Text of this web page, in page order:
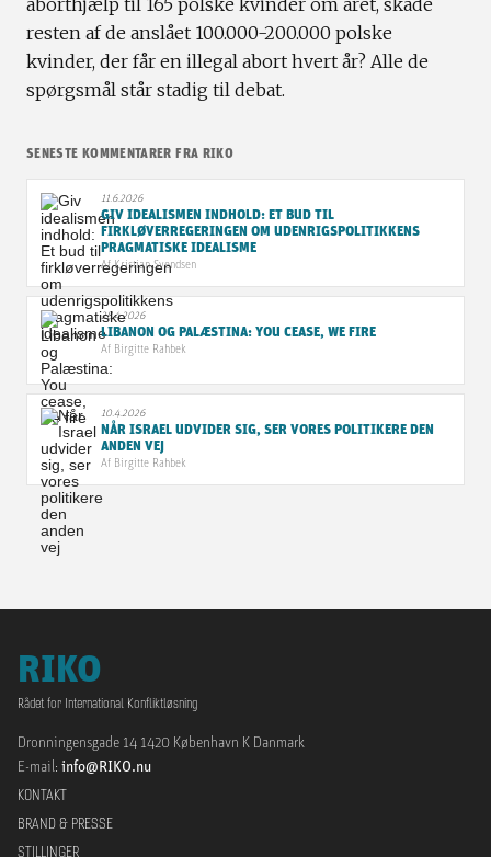
aborthjælp til 165 polske kvinder om året, skade
resten af de anslået 100.000-200.000 polske
kvinder, der får en illegal abort hvert år? Alle de
spørgsmål står stadig til debat.
SENESTE KOMMENTARER FRA RIKO
11.6.2026
GIV IDEALISMEN INDHOLD: ET BUD TIL
FIRKLØVERREGERINGEN OM UDENRIGSPOLITIKKENS
PRAGMATISKE IDEALISME
AfKristian Svendsen
28.4.2026
LIBANON OG PALÆSTINA: YOU CEASE, WE FIRE
Af Birgitte Rahbek
10.4.2026
NÅR ISRAEL UDVIDER SIG, SER VORES POLITIKERE DEN
ANDEN VEJ
Af Birgitte Rahbek
RIKO
Rådet for International Konfliktløsning
Dronningensgade 14 1420 København K Danmark
E-mail: info@RIKO.nu
KONTAKT
BRAND & PRESSE
STILLINGER